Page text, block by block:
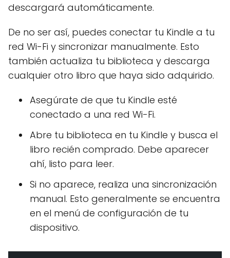
descargará automáticamente.
De no ser así, puedes conectar tu Kindle a tu
red Wi-Fi y sincronizar manualmente. Esto
también actualiza tu biblioteca y descarga
cualquier otro libro que haya sido adquirido.
Asegúrate de que tu Kindle esté
conectado a una red Wi-Fi.
Abre tu biblioteca en tu Kindle y busca el
libro recién comprado. Debe aparecer
ahí, listo para leer.
Si no aparece, realiza una sincronización
manual. Esto generalmente se encuentra
en el menú de configuración de tu
dispositivo.